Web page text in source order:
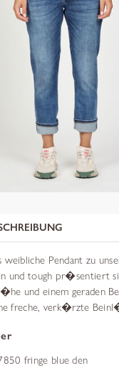
Pendant zu
und tough pr�sentiert
und einem geraden
freche, verk�rzte
fringe blue den